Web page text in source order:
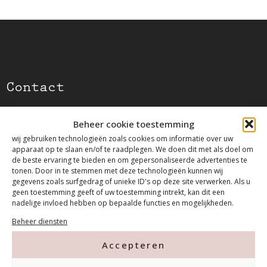
Beheer cookie toestemming
wij gebruiken technologieën zoals cookies om informatie over uw
apparaat op te slaan en/of te raadplegen. We doen dit met als doel om
de beste ervaring te bieden en om gepersonaliseerde advertenties te
tonen. Door in te stemmen met deze technologieën kunnen wij
gegevens zoals surfgedrag of unieke ID's op deze site verwerken. Als u
geen toestemming geeft of uw toestemming intrekt, kan dit een
nadelige invloed hebben op bepaalde functies en mogelijkheden.
Beheer diensten
Accepteren
Contact
Tanthofdreef 7 2623 EW Delft
015-2120822
info@mfacademy.nl